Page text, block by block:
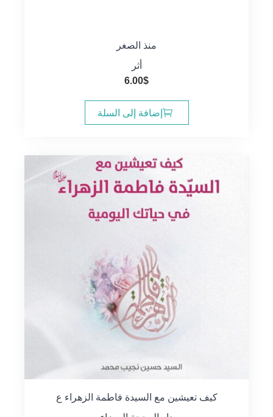
منذ الصغر
أثر
6.00$
إضافة إلى السلة
كيف تعيشين مع السيدة فاطمة الزهراء ع